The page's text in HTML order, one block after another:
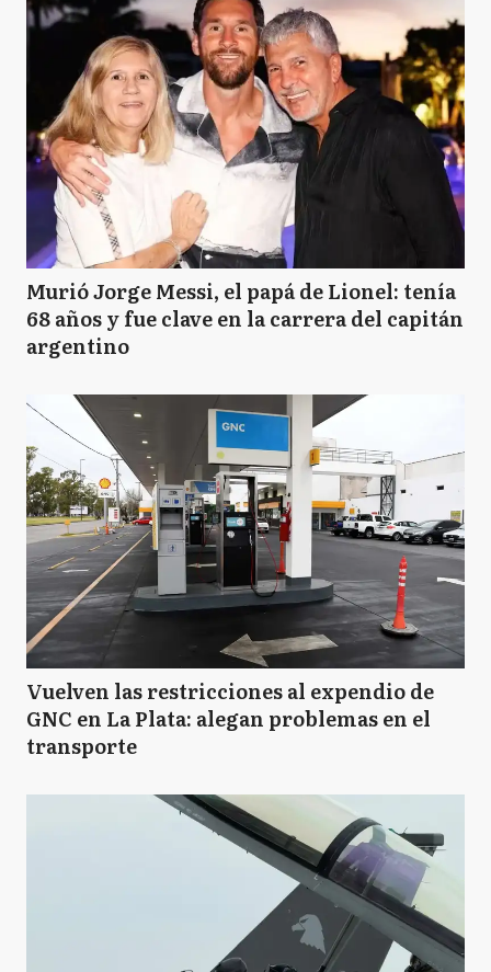
Murió Jorge Messi, el papá de Lionel: tenía
68 años y fue clave en la carrera del capitán
argentino
Vuelven las restricciones al expendio de
GNC en La Plata: alegan problemas en el
transporte